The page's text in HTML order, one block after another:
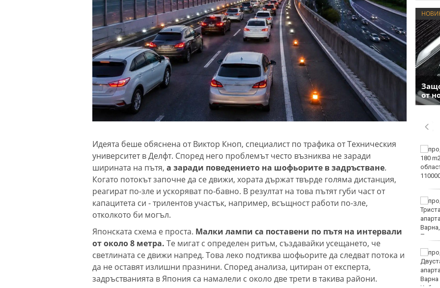
Идеята беше обяснена от Виктор Кноп, специалист по трафика от Техническия
университет в Делфт. Според него проблемът често възниква не заради
ширината на пътя, а заради поведението на шофьорите в задръстване.
Когато потокът започне да се движи, хората държат твърде голяма дистанция,
реагират по-зле и ускоряват по-бавно. В резултат на това пътят губи част от
капацитета си - трилентов участък, например, всъщност работи по-зле,
отколкото би могъл.
Японската схема е проста. Малки лампи са поставени по пътя на интервали
от около 8 метра. Те мигат с определен ритъм, създавайки усещането, че
светлината се движи напред. Това леко подтиква шофьорите да следват потока и
да не оставят излишни празнини. Според анализа, цитиран от експерта,
задръстванията в Япония са намалели с около две трети в такива райони.
от
Тъжна вест! Почина
голямо име в
медицината
Златото стигна до 4295
Във Варна наградиха
победителите в
Спартакиадата на ВМС